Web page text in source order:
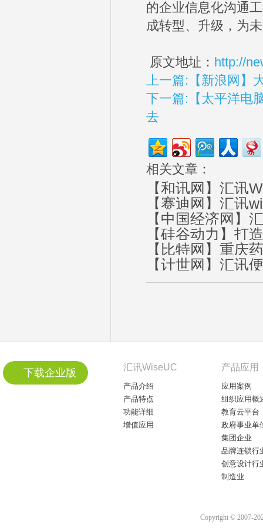
的企业信息化沟通
成转型、升级，为
原文地址： http://
上一篇:【新浪网】
下一篇:【太平洋电
去
相关文章：
【和讯网】汇讯
【赛迪网】汇讯
【中国经济网】
【硅谷动力】打
【比特网】重庆
【计世网】汇讯
下载企业版 汇讯WiseUC
产品介绍
产品特点
功能详细
增值应用
产品应用
应用案例
组织应用概
教育云平台
政府事业单
集团企业
品牌连锁行
创意设计行
制造业
Copyright © 2007-